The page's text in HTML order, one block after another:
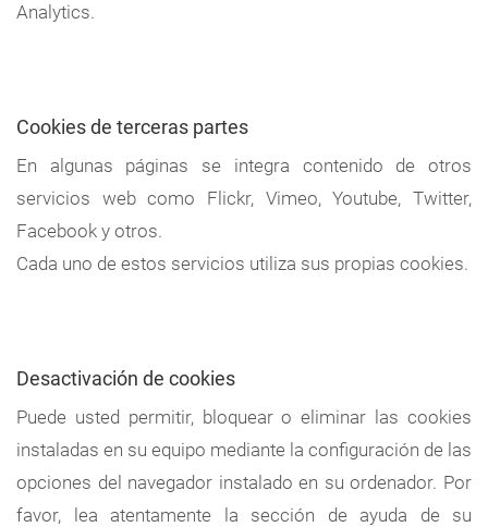
Analytics.
Cookies de terceras partes
En algunas páginas se integra contenido de otros
servicios web como Flickr, Vimeo, Youtube, Twitter,
Facebook y otros.
Cada uno de estos servicios utiliza sus propias cookies.
Desactivación de cookies
Puede usted permitir, bloquear o eliminar las cookies
instaladas en su equipo mediante la configuración de las
opciones del navegador instalado en su ordenador. Por
favor, lea atentamente la sección de ayuda de su